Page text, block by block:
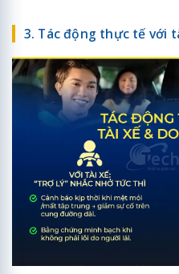
3. Tác động thực tế với